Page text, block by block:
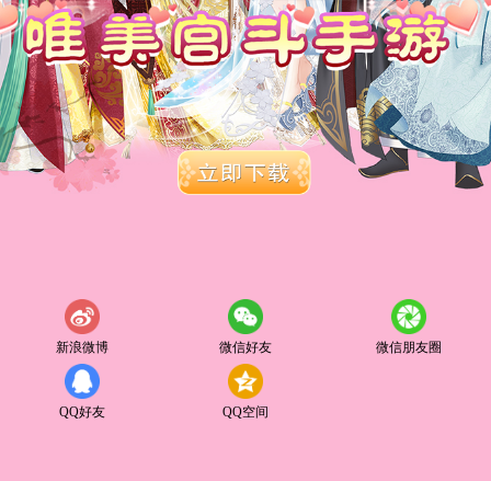
新浪微博 微信好友 微信朋友圈
QQ好友 QQ空间